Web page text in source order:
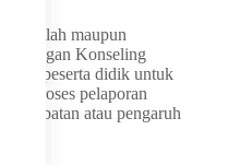
sekolah maupun
Konseling
peserta didik untuk
proses pelaporan
jabatan atau pengaruh